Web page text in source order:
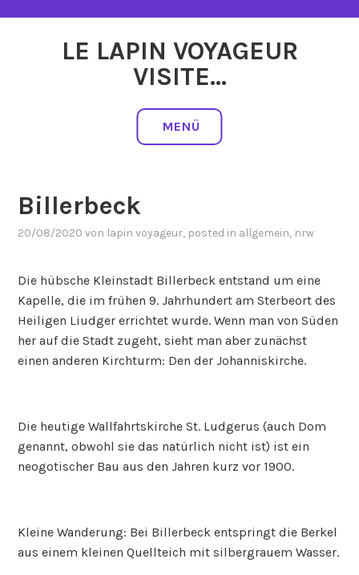
LE LAPIN VOYAGEUR
VISITE…
MENÜ
Billerbeck
20/08/2020 von lapin voyageur, posted in allgemein, nrw
Die hübsche Kleinstadt Billerbeck entstand um eine
Kapelle, die im frühen 9. Jahrhundert am Sterbeort des
Heiligen Liudger errichtet wurde. Wenn man von Süden
her auf die Stadt zugeht, sieht man aber zunächst
einen anderen Kirchturm: Den der Johanniskirche.
Die heutige Wallfahrtskirche St. Ludgerus (auch Dom
genannt, obwohl sie das natürlich nicht ist) ist ein
neogotischer Bau aus den Jahren kurz vor 1900.
Kleine Wanderung: Bei Billerbeck entspringt die Berkel
aus einem kleinen Quellteich mit silbergrauem Wasser.